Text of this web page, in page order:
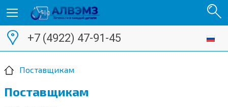
+7 (4922) 47-91-45
Поставщикам
Поставщикам